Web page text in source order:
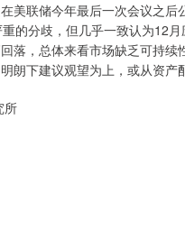
美联储今年最后一次会议之
的分歧，但几乎一致认为12
落，总体来看市场缺乏可持
朗下建议观望为上，或从资产
所